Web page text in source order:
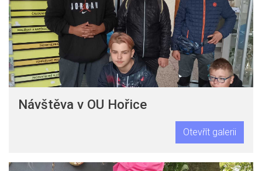
Návštěva v OU Hořice
Otevřít galerii